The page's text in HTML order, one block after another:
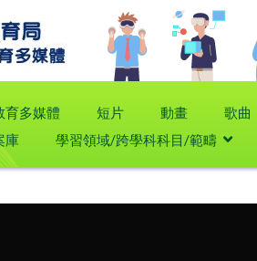
育多媒體 短片 動畫
歌曲
庫
學習領域/跨學科科目/範疇